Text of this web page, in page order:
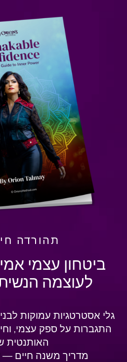
תהורדה
ביטחון עצמי
לעוצמה
גלי אסטרטגיות עמוקות
התגברות על ספק עצמי,
האותנטית
מדריך משנה חיים —